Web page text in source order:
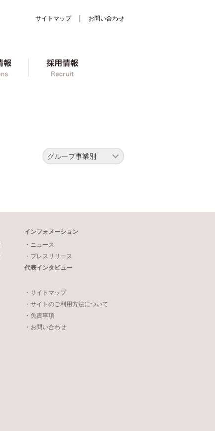
サイトマップ ｜ お問い合わせ
株主・投資家情報
グループ事業別
インフォメーション
・ニュース
・プレスリリース
代表インタビュー
・サイトマップ
・サイトのご利用方法について
・免責事項
・お問い合わせ